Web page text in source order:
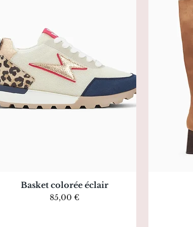
Aperçu rapide
Basket colorée éclair
Prix
85,00 €